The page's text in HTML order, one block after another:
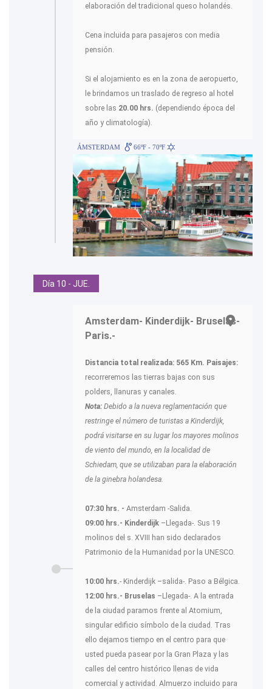
elaboración del tradicional queso holandés.
Cena incluida para pasajeros con media
pensión.
Si el alojamiento es en la zona de aeropuerto,
le brindamos un traslado de regreso al hotel
sobre las 20.00 hrs. (dependiendo época del
año y climatología).
ÁMSTERDAM 66ºF - 70ºF
Día 10 - JUE.
Amsterdam- Kinderdijk- Bruselas-
Paris.-
Distancia total realizada: 565 Km. Paisajes:
recorreremos las tierras bajas con sus
polders, llanuras y canales.
Nota: Debido a la nueva reglamentación que
restringe el número de turistas a Kinderdijk,
podrá visitarse en su lugar los mayores molinos
de viento del mundo, en la localidad de
Schiedam, que se utilizaban para la elaboración
de la ginebra holandesa.
07:30 hrs. - Amsterdam -Salida.
09:00 hrs.- Kinderdijk –Llegada-. Sus 19
molinos del s. XVIII han sido declarados
Patrimonio de la Humanidad por la UNESCO.
10:00 hrs.- Kinderdijk –salida-. Paso a Bélgica.
12:00 hrs.- Bruselas –Llegada-. A la entrada
de la ciudad paramos frente al Atomium,
singular edificio símbolo de la ciudad. Tras
ello dejamos tiempo en el centro para que
usted pueda pasear por la Gran Plaza y las
calles del centro histórico llenas de vida
comercial y actividad. Almuerzo incluido para